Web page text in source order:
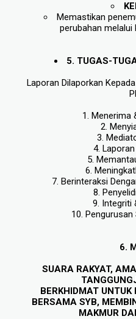
Memastikan
perubahan melalui
5. TUGAS-
Laporan Dilaporkan
1. Menerima
2.
3.
4.
5.
6.
7. Berinteraksi
8.
9. Integriti
10.
6.
SUARA RAKYAT,
BERKHIDMAT
BERSAMA SYB,
MAKMUR